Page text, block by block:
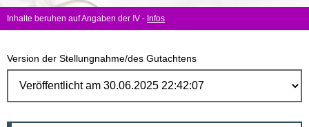
Inhalte beruhen auf Angaben der IV - Infos
Version der Stellungnahme/des Gutachtens